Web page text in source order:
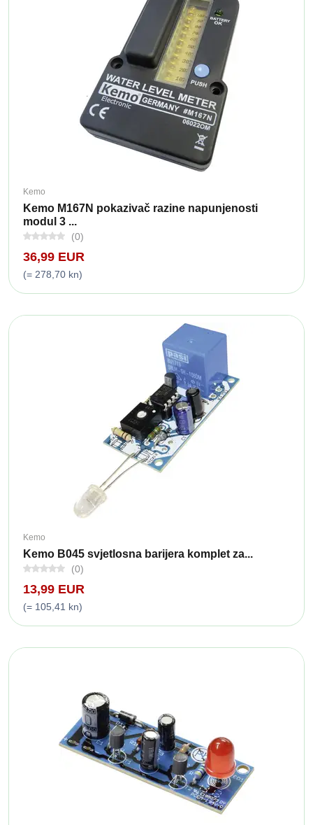
Kemo
Kemo M167N pokazivač razine napunjenosti
modul 3 ...
(0)
36,99 EUR
(= 278,70 kn)
Kemo
Kemo B045 svjetlosna barijera komplet za...
(0)
13,99 EUR
(= 105,41 kn)